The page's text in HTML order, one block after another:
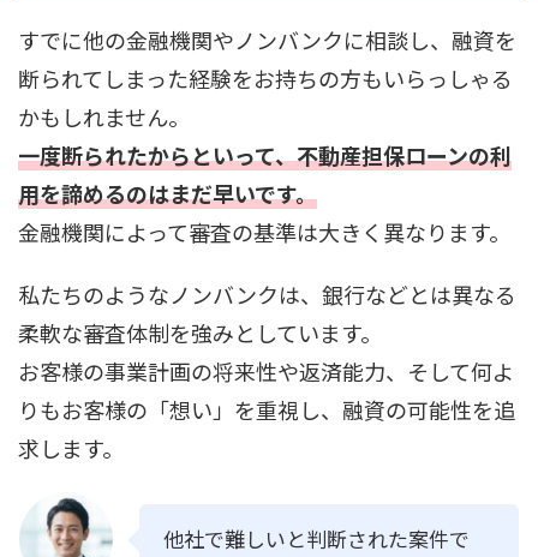
すでに他の金融機関やノンバンクに相談し、融資を
断られてしまった経験をお持ちの方もいらっしゃる
かもしれません。
一度断られたからといって、不動産担保ローンの利
用を諦めるのはまだ早いです。
金融機関によって審査の基準は大きく異なります。
私たちのようなノンバンクは、銀行などとは異なる
柔軟な審査体制を強みとしています。
お客様の事業計画の将来性や返済能力、そして何よ
りもお客様の「想い」を重視し、融資の可能性を追
求します。
他社で難しいと判断された案件で